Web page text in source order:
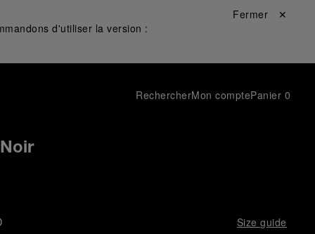
d'utiliser la version :
Fermer ✕
RechercherMon comptePanier 0
Size guide